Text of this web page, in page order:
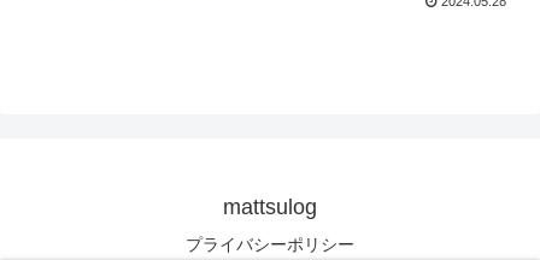
mattsulog
プライバシーポリシー